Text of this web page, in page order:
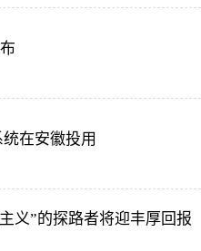
在安徽投用
义”的探路者将迎丰厚回报